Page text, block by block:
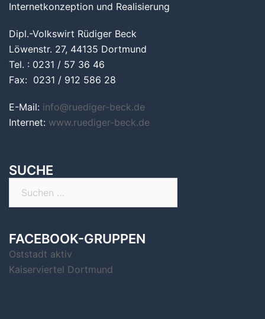
Internetkonzeption und Realisierung
Dipl.-Volkswirt Rüdiger Beck
Löwenstr. 27, 44135 Dortmund
Tel. : 0231 / 57 36 46
Fax: 0231 / 912 586 28
E-Mail: info@ruediger-beck.de
Internet: www.ruediger-beck.de
SUCHE
FACEBOOK-GRUPPEN
Oststadt aktiv
Kaiserviertel Dortmund